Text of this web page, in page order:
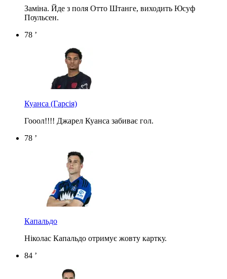
Заміна. Йде з поля Отто Штанге, виходить Юсуф
Поульсен.
78 ’
Куанса (Гарсія)
Гооол!!!! Джарел Куанса забиває гол.
78 ’
Капальдо
Ніколас Капальдо отримує жовту картку.
84 ’